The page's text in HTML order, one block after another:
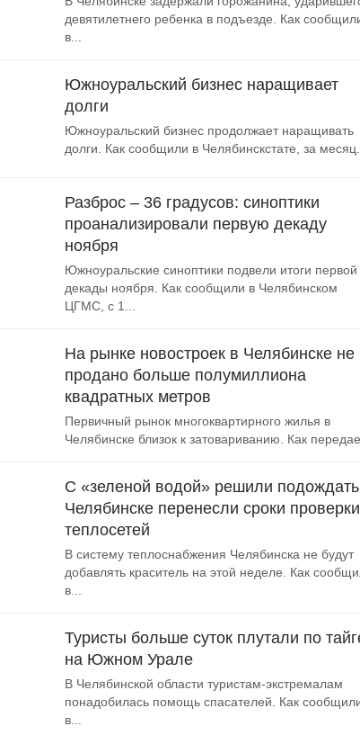
девятилетнего ребенка в подъезде. Как
в...
Южноуральский бизнес наращивает
долги
Южноуральский бизнес продолжает наращивать
долги. Как сообщили в Челябинскстате, за месяц...
Разброс – 36 градусов: синоптики
проанализировали первую декаду
ноября
Южноуральские синоптики подвели итоги первой
декады ноября. Как сообщили в Челябинском
ЦГМС, с 1...
На рынке новостроек в Челябинске не
продано больше полумиллиона
квадратных метров
Первичный рынок многоквартирного жилья в
Челябинске близок к затовариванию. Как
С «зеленой водой» решили
Челябинске перенесли сроки проверки
теплосетей
В систему теплоснабжения Челябинска не будут
добавлять краситель на этой неделе. Как
в...
Туристы больше суток плутали по
на Южном Урале
В Челябинской области туристам-экстремалам
понадобилась помощь спасателей. Как
в...